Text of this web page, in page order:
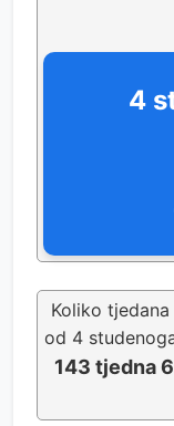
4
Koliko
od 4
143 tjedna